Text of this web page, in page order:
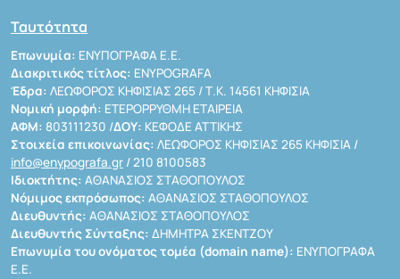
Ταυτότητα
Επωνυμία: ΕΝΥΠΟΓΡΑΦΑ Ε.Ε.
Διακριτικός τίτλος: ENYPOGRAFA
Έδρα: ΛΕΩΦΟΡΟΣ ΚΗΦΙΣΙΑΣ 265 / Τ.Κ. 14561 ΚΗΦΙΣΙΑ
Νομική μορφή: ΕΤΕΡΟΡΡΥΘΜΗ ΕΤΑΙΡΕΙΑ
ΑΦΜ: 803111230 /ΔΟΥ: ΚΕΦΟΔΕ ΑΤΤΙΚΗΣ
Στοιχεία επικοινωνίας: ΛΕΩΦΟΡΟΣ ΚΗΦΙΣΙΑΣ 265 ΚΗΦΙΣΙΑ /
info@enypografa.gr / 210 8100583
Ιδιοκτήτης: ΑΘΑΝΑΣΙΟΣ ΣΤΑΘΟΠΟΥΛΟΣ
Νόμιμος εκπρόσωπος: ΑΘΑΝΑΣΙΟΣ ΣΤΑΘΟΠΟΥΛΟΣ
Διευθυντής: ΑΘΑΝΑΣΙΟΣ ΣΤΑΘΟΠΟΥΛΟΣ
Διευθυντής Σύνταξης: ΔΗΜΗΤΡΑ ΣΚΕΝΤΖΟΥ
Επωνυμία του ονόματος τομέα (domain name): ΕΝΥΠΟΓΡΑΦΑ
Ε.Ε.